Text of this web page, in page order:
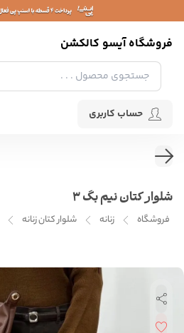
فروشگاه آیسو کالکشن
حساب کاربری
شلوار کتان نیم بگ 3
فروشگاه زنانه شلوار کتان زنانه